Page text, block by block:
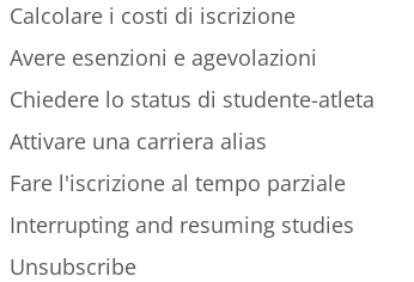
Calcolare i costi di iscrizione
Avere esenzioni e agevolazioni
Chiedere lo status di studente-atleta
Attivare una carriera alias
Fare l'iscrizione al tempo parziale
Interrupting and resuming studies
Unsubscribe